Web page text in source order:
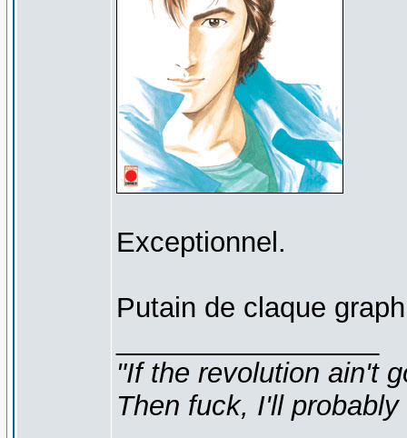
Exceptionnel.
Putain de claque
"If the revolution ain't
Then fuck, I'll